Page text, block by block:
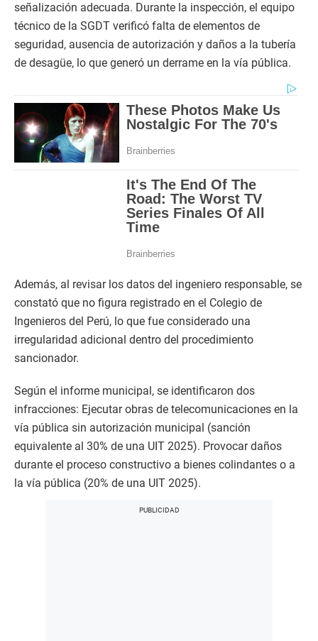
señalización adecuada. Durante la inspección, el equipo
técnico de la SGDT verificó falta de elementos de
seguridad, ausencia de autorización y daños a la tubería
de desagüe, lo que generó un derrame en la vía pública.
Además, al revisar los datos del ingeniero responsable, se
constató que no figura registrado en el Colegio de
Ingenieros del Perú, lo que fue considerado una
irregularidad adicional dentro del procedimiento
sancionador.
Según el informe municipal, se identificaron dos
infracciones: Ejecutar obras de telecomunicaciones en la
vía pública sin autorización municipal (sanción
equivalente al 30% de una UIT 2025). Provocar daños
durante el proceso constructivo a bienes colindantes o a
la vía pública (20% de una UIT 2025).